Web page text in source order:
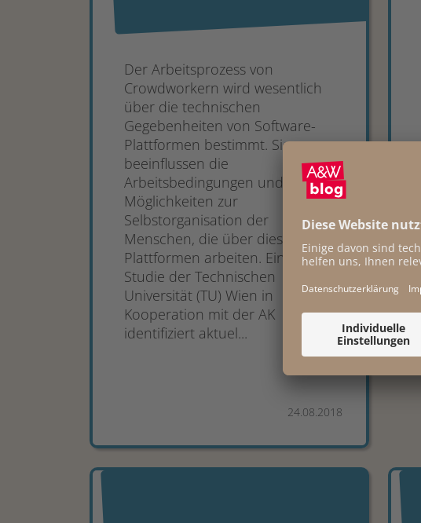
Der Arbeitsprozess von
Crowdworkern wird wesentlich
über die technischen
Gegebenheiten von Software-
Plattformen bestimmt. Sie
beeinflussen die
Arbeitsbedingungen und
Möglichkeiten zur
Selbstorganisation der
Menschen, die über diese
Plattformen arbeiten. Eine
Studie der Technischen
Universität (TU) Wien in
Kooperation mit der AK
identifiziert aktuel...
24.08.2018